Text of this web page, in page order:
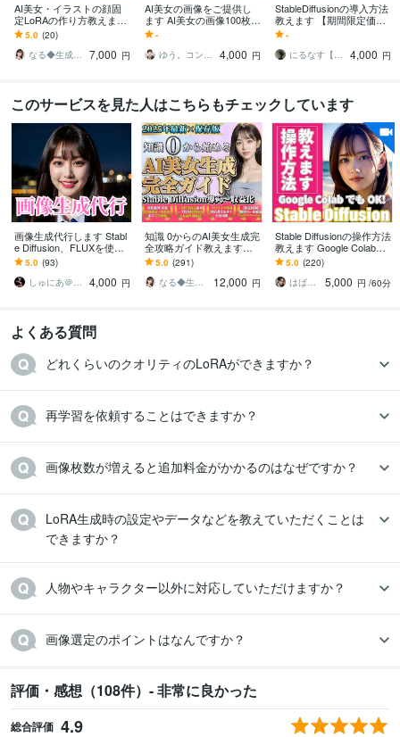
AI美女・イラストの顔固
定LoRAの作り方教えます
✅AIインフルエンサー・モ
デル作成に必須スキル
5.0 (20)
なる◆生成AI活用サポート
7,000 円
AI美女の画像をご提供し
ます AI美女の画像100枚を
提供します。広告宣伝用
ご使用ください
-
ゆう。コンテンツビジネスで0→1サポート
4,000 円
StableDiffusionの導入方法
教えます 【期間限定価
格】AI初心者OK！ハイス
ペックPC必要なし！
-
にるなす【ショート動画特化】
4,000 円
このサービスを見た人はこちらもチェックしています
画像生成代行します Stabl
e Diffusion、FLUXを使用
した画像生成
5.0 (93)
しゅにあ＠生成AIならお任せください
4,000 円
知識 0からのAI美女生成完
全攻略ガイド教えます
【網羅解説】AI美女の基
礎〜収益化方法までを解
説
5.0 (291)
なる◆生成AI活用サポート
12,000 円
Stable Diffusionの操作方法
教えます Google Colabで
もロカール環境でもOKで
す！
5.0 (220)
はばねろスタジオ
5,000 円 /60分
よくある質問
どれくらいのクオリティのLoRAができますか？
再学習を依頼することはできますか？
画像枚数が増えると追加料金がかかるのはなぜですか？
LoRA生成時の設定やデータなどを教えていただくことは
できますか？
人物やキャラクター以外に対応していただけますか？
画像選定のポイントはなんですか？
評価・感想（108件）- 非常に良かった
総合評価 4.9